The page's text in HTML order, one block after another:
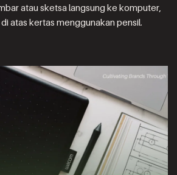
atau sketsa langsung ke komputer,
atas kertas menggunakan pensil.